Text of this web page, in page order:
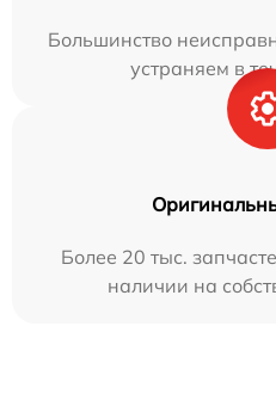
Большинство
устраняем в
Более 20 тыс.
наличии на